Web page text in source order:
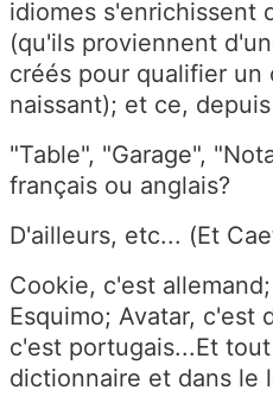
idiomes s'enrichissent
(qu'ils proviennent
créés pour qualifier
naissant); et ce,
"Table", "Garage",
français ou anglais?
D'ailleurs, etc... (Et
Cookie, c'est
Esquimo; Avatar, c'est
c'est portugais...Et
dictionnaire et dans le